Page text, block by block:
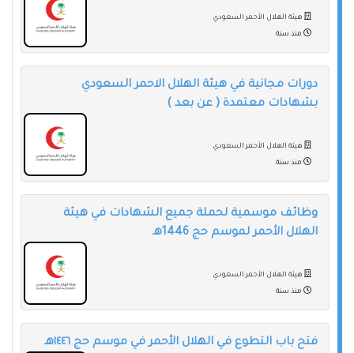
هيئة الهلال الأحمر السعودي
منذ سنة
دورات مجانية في هيئة الهلال الاحمر السعودي
بشهادات معتمدة ( عن بعد )
هيئة الهلال الأحمر السعودي
منذ سنة
وظائف موسمية لحملة جميع الشهادات في هيئة
الهلال الأحمر لموسم حج 1446هـ
هيئة الهلال الأحمر السعودي
منذ سنة
فتح باب التطوع في الهلال الأحمر في موسم حج ١٤٤٦هـ